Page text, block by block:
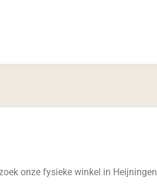
onze fysieke winkel in Heijningen